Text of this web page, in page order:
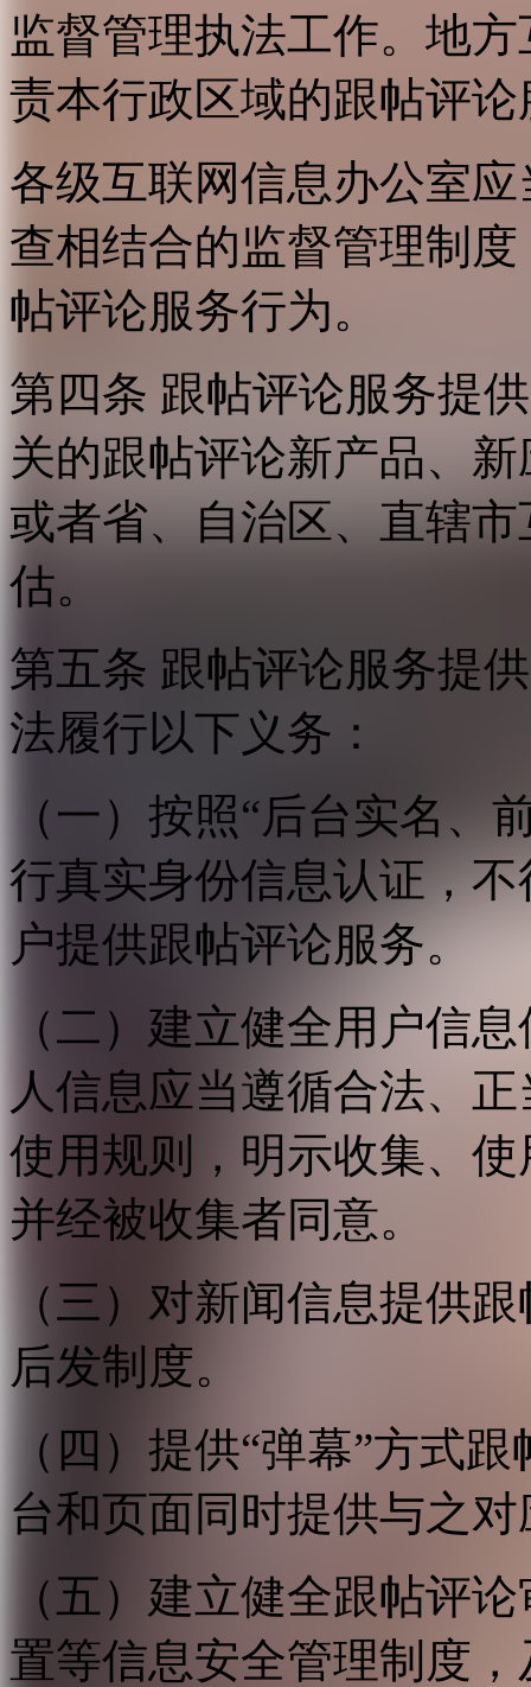
监督管理执法工作。地
责本行政区域的跟帖评
各级互联网信息办公室
查相结合的监督管理制
帖评论服务行为。
第四条 跟帖评论服务提
关的跟帖评论新产品、
或者省、自治区、直辖
估。
第五条 跟帖评论服务提
法履行以下义务：
（一）按照“后台实名、
行真实身份信息认证，
户提供跟帖评论服务。
（二）建立健全用户信
人信息应当遵循合法、
使用规则，明示收集、
并经被收集者同意。
（三）对新闻信息提供
后发制度。
（四）提供“弹幕”方式
台和页面同时提供与之
（五）建立健全跟帖评
置等信息安全管理制度